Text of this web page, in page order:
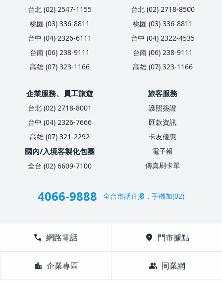
台北 (02) 2547-1155
桃園 (03) 336-8811
台中 (04) 2326-6111
台南 (06) 238-9111
高雄 (07) 323-1166
台北 (02) 2718-8500
桃園 (03) 336-8811
台中 (04) 2322-4535
台南 (06) 238-9111
高雄 (07) 323-1166
企業服務、員工旅遊
台北 (02) 2718-8001
台中 (04) 2326-7666
高雄 (07) 321-2292
國內/入境客製化包團
全台 (02) 6609-7100
旅客服務
護照簽證
匯款資訊
卡友優惠
電子報
傳真刷卡單
4066-9888 全台市話直撥，手機加(02)
call 網路電話 location_on 門市據點
location_city 企業專區 group 同業網